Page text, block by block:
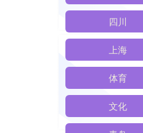
四川
上海
体育
文化